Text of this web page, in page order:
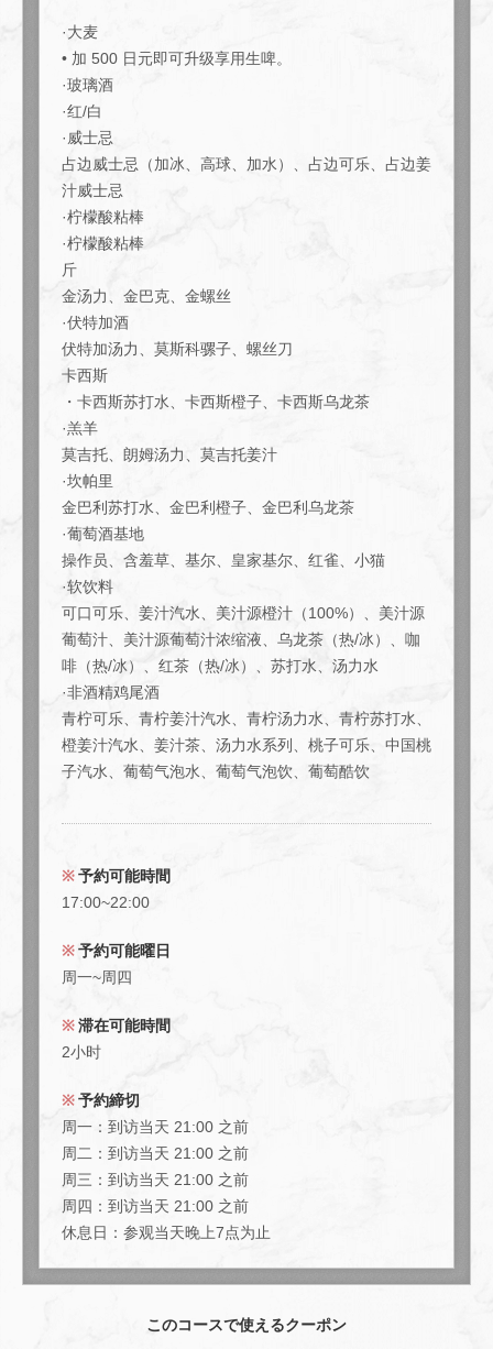
·大麦
• 加 500 日元即可升级享用生啤。
·玻璃酒
·红/白
·威士忌
占边威士忌（加冰、高球、加水）、占边可乐、占边姜
汁威士忌
·柠檬酸粘棒
·柠檬酸粘棒
斤
金汤力、金巴克、金螺丝
·伏特加酒
伏特加汤力、莫斯科骡子、螺丝刀
卡西斯
・卡西斯苏打水、卡西斯橙子、卡西斯乌龙茶
·羔羊
莫吉托、朗姆汤力、莫吉托姜汁
·坎帕里
金巴利苏打水、金巴利橙子、金巴利乌龙茶
·葡萄酒基地
操作员、含羞草、基尔、皇家基尔、红雀、小猫
·软饮料
可口可乐、姜汁汽水、美汁源橙汁（100%）、美汁源
葡萄汁、美汁源葡萄汁浓缩液、乌龙茶（热/冰）、咖
啡（热/冰）、红茶（热/冰）、苏打水、汤力水
·非酒精鸡尾酒
青柠可乐、青柠姜汁汽水、青柠汤力水、青柠苏打水、
橙姜汁汽水、姜汁茶、汤力水系列、桃子可乐、中国桃
子汽水、葡萄气泡水、葡萄气泡饮、葡萄酷饮
予約可能時間
17:00~22:00
予約可能曜日
周一~周四
滞在可能時間
2小时
予約締切
周一：到访当天 21:00 之前
周二：到访当天 21:00 之前
周三：到访当天 21:00 之前
周四：到访当天 21:00 之前
休息日：参观当天晚上7点为止
このコースで使えるクーポン
餐 4000日元 | 肉とワインの隠れ家 209 ichimura
東京都江東区豊洲５-5-1-209
https://209ichimura-toyosu.owst.jp/courses/219584335
お店情報をコピー
閉じる